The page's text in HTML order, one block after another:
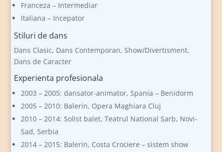
Franceza – Intermediar
Italiana – Incepator
Stiluri de dans
Dans Clasic, Dans Contemporan, Show/Divertisment,
Dans de Caracter
Experienta profesionala
2003 – 2005: dansator-animator, Spania – Benidorm
2005 – 2010: Balerin, Opera Maghiara Cluj
2010 – 2014: Solist balet, Teatrul National Sarb, Novi-
Sad, Serbia
2014 – 2015: Balerin, Costa Crociere – sistem show